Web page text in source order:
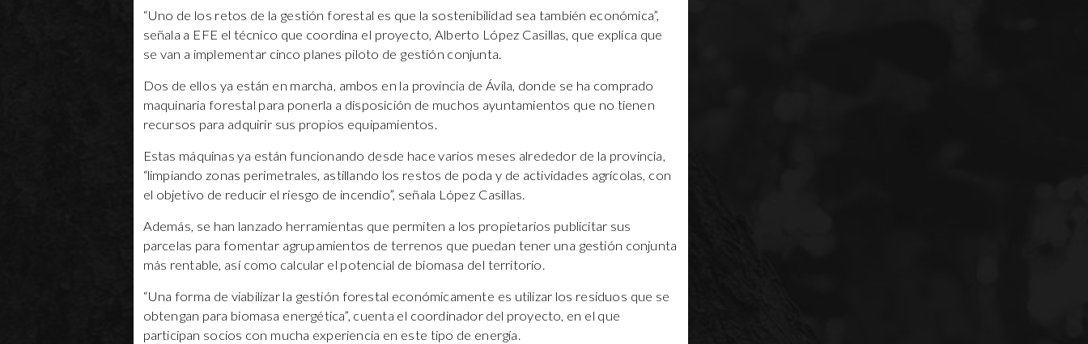
“Uno de los retos de la gestión forestal es que la sostenibilidad sea también económica”,
señala a EFE el técnico que coordina el proyecto, Alberto López Casillas, que explica que
se van a implementar cinco planes piloto de gestión conjunta.
Dos de ellos ya están en marcha, ambos en la provincia de Ávila, donde se ha comprado
maquinaria forestal para ponerla a disposición de muchos ayuntamientos que no tienen
recursos para adquirir sus propios equipamientos.
Estas máquinas ya están funcionando desde hace varios meses alrededor de la provincia,
“limpiando zonas perimetrales, astillando los restos de poda y de actividades agrícolas, con
el objetivo de reducir el riesgo de incendio”, señala López Casillas.
Además, se han lanzado herramientas que permiten a los propietarios publicitar sus
parcelas para fomentar agrupamientos de terrenos que puedan tener una gestión conjunta
más rentable, así como calcular el potencial de biomasa del territorio.
“Una forma de viabilizar la gestión forestal económicamente es utilizar los residuos que se
obtengan para biomasa energética”, cuenta el coordinador del proyecto, en el que
participan socios con mucha experiencia en este tipo de energía.